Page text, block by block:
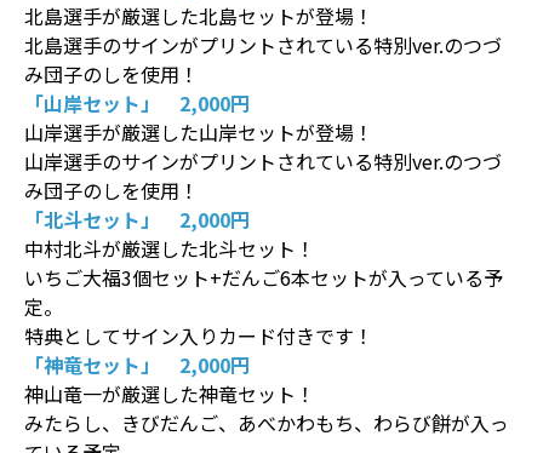
北島選手が厳選した北島セットが登場！
北島選手のサインがプリントされている特別ver.のつづ
み団子のしを使用！
「山岸セット」 2,000円
山岸選手が厳選した山岸セットが登場！
山岸選手のサインがプリントされている特別ver.のつづ
み団子のしを使用！
「北斗セット」 2,000円
中村北斗が厳選した北斗セット！
いちご大福3個セット+だんご6本セットが入っている予
定。
特典としてサイン入りカード付きです！
「神竜セット」 2,000円
神山竜一が厳選した神竜セット！
みたらし、きびだんご、あべかわもち、わらび餅が入っ